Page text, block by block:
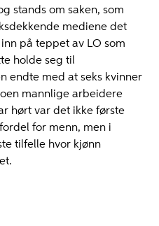
stands om saken, som
mediene det
på teppet av LO som
holde seg til
endte med at seks kvinner
mannlige arbeidere
hørt var det ikke første
for menn, men i
tilfelle hvor kjønn